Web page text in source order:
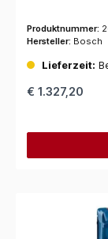
Produktnummer:
Hersteller: Bosch
Lieferzeit:
€ 1.327,20